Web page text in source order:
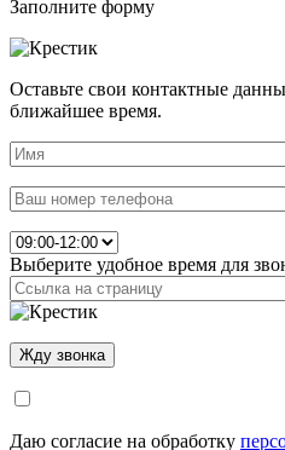
Заполните форму
Оставьте свои контактные
ближайшее время.
Выберите удобное время для
Даю согласие на обработку